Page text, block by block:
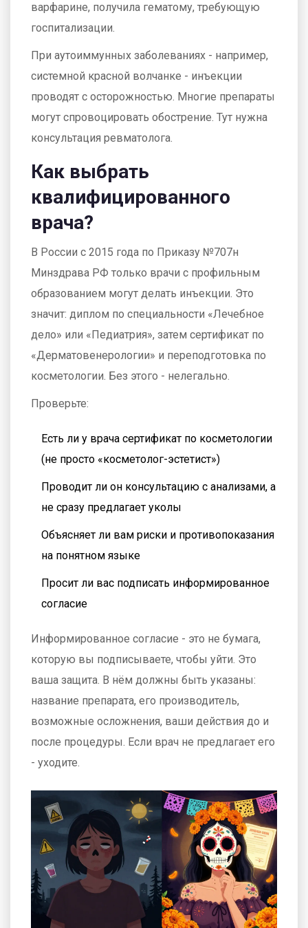
варфарине, получила гематому, требующую
госпитализации.
При аутоиммунных заболеваниях - например,
системной красной волчанке - инъекции
проводят с осторожностью. Многие препараты
могут спровоцировать обострение. Тут нужна
консультация ревматолога.
Как выбрать
квалифицированного
врача?
В России с 2015 года по Приказу №707н
Минздрава РФ только врачи с профильным
образованием могут делать инъекции. Это
значит: диплом по специальности «Лечебное
дело» или «Педиатрия», затем сертификат по
«Дерматовенерологии» и переподготовка по
косметологии. Без этого - нелегально.
Проверьте:
Есть ли у врача сертификат по косметологии
(не просто «косметолог-эстетист»)
Проводит ли он консультацию с анализами, а
не сразу предлагает уколы
Объясняет ли вам риски и противопоказания
на понятном языке
Просит ли вас подписать информированное
согласие
Информированное согласие - это не бумага,
которую вы подписываете, чтобы уйти. Это
ваша защита. В нём должны быть указаны:
название препарата, его производитель,
возможные осложнения, ваши действия до и
после процедуры. Если врач не предлагает его
- уходите.